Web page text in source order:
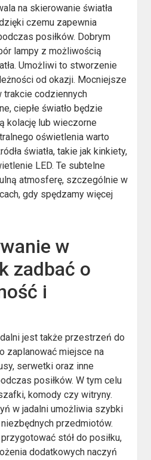
na skierowanie światła
czemu zapewnia
posiłków. Dobrym
lampy z możliwością
Umożliwi to stworzenie
od okazji. Mocniejsze
trakcie codziennych
ciepłe światło będzie
kolację lub wieczorne
oświetlenia warto
światła, takie jak kinkiety,
LED. Te subtelne
atmosferę, szczególnie w
gdy spędzamy więcej
w
zadbać o
i
jest także przestrzeń do
zaplanować miejsce na
serwetki oraz inne
posiłków. W tym celu
komody czy witryny.
w jadalni umożliwia szybki
przedmiotów.
stół do posiłku,
dodatkowych naczyń